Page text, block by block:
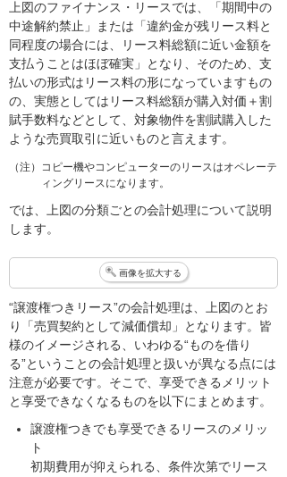
上図のファイナンス・リースでは、「期間中の
中途解約禁止」または「違約金が残リース料と
同程度の場合には、リース料総額に近い金額を
支払うことはほぼ確実」となり、そのため、支
払いの形式はリース料の形になっていますもの
の、実態としてはリース料総額が購入対価＋割
賦手数料などとして、対象物件を割賦購入した
ような売買取引に近いものと言えます。
（注）コピー機やコンピューターのリースはオペレーテ
ィングリースになります。
では、上図の分類ごとの会計処理について説明
します。
画像を拡大する
“譲渡権つきリース”の会計処理は、上図のとお
り「売買契約として減価償却」となります。皆
様のイメージされる、いわゆる“ものを借り
る”ということの会計処理と扱いが異なる点には
注意が必要です。そこで、享受できるメリット
と享受できなくなるものを以下にまとめます。
譲渡権つきでも享受できるリースのメリッ
ト
初期費用が抑えられる、条件次第でリース